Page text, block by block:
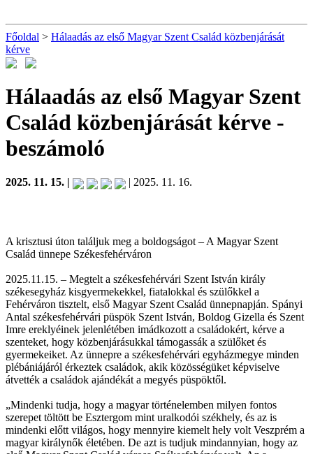
Főoldal > Hálaadás az első Magyar Szent Család közbenjárását
kérve
Hálaadás az első Magyar Szent
Család közbenjárását kérve -
beszámoló
2025. 11. 15. | | 2025. 11. 16.
A krisztusi úton találjuk meg a boldogságot – A Magyar Szent
Család ünnepe Székesfehérváron
2025.11.15. – Megtelt a székesfehérvári Szent István király
székesegyház kisgyermekekkel, fiatalokkal és szülőkkel a
Fehérváron tisztelt, első Magyar Szent Család ünnepnapján. Spányi
Antal székesfehérvári püspök Szent István, Boldog Gizella és Szent
Imre ereklyéinek jelenlétében imádkozott a családokért, kérve a
szenteket, hogy közbenjárásukkal támogassák a szülőket és
gyermekeiket. Az ünnepre a székesfehérvári egyházmegye minden
plébániájáról érkeztek családok, akik közösségüket képviselve
átvették a családok ajándékát a megyés püspöktől.
„Mindenki tudja, hogy a magyar történelemben milyen fontos
szerepet töltött be Esztergom mint uralkodói székhely, és az is
mindenki előtt világos, hogy mennyire kiemelt hely volt Veszprém a
magyar királynők életében. De azt is tudjuk mindannyian, hogy az